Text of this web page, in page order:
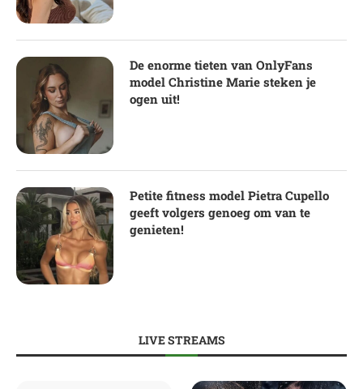
De enorme tieten van OnlyFans
model Christine Marie steken je
ogen uit!
Petite fitness model Pietra Cupello
geeft volgers genoeg om van te
genieten!
LIVE STREAMS